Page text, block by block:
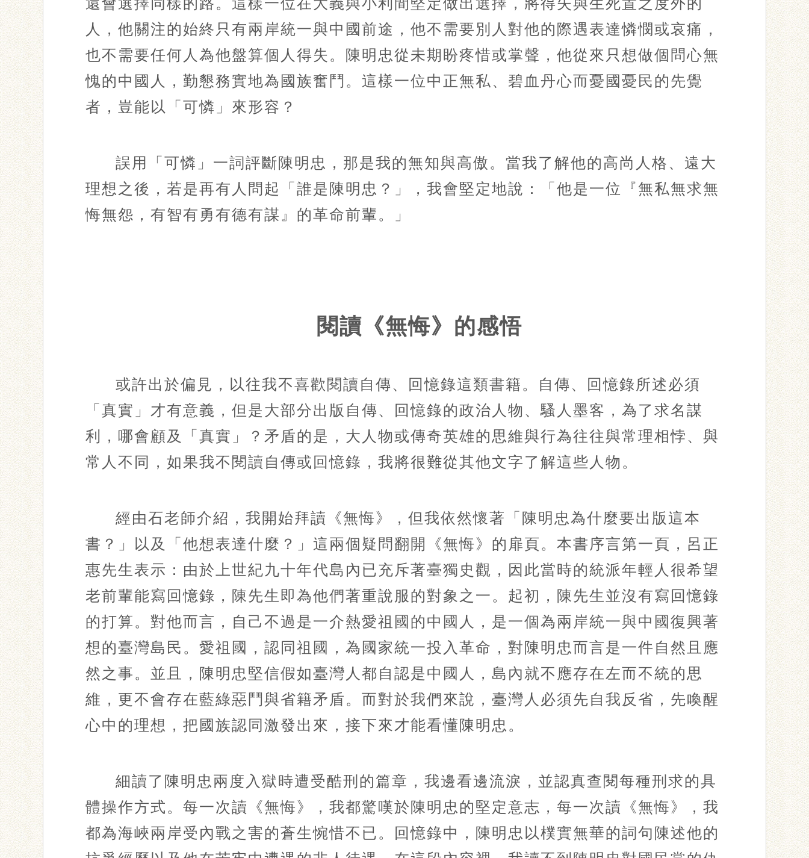
還會選擇同樣的路。這樣一位在大義與小利間堅定做出選擇，將得失與生死置之度外的
人，他關注的始終只有兩岸統一與中國前途，他不需要別人對他的際遇表達憐憫或哀痛，
也不需要任何人為他盤算個人得失。陳明忠從未期盼疼惜或掌聲，他從來只想做個問心無
愧的中國人，勤懇務實地為國族奮鬥。這樣一位中正無私、碧血丹心而憂國憂民的先覺
者，豈能以「可憐」來形容？
誤用「可憐」一詞評斷陳明忠，那是我的無知與高傲。當我了解他的高尚人格、遠大
理想之後，若是再有人問起「誰是陳明忠？」，我會堅定地說：「他是一位『無私無求無
悔無怨，有智有勇有德有謀』的革命前輩。」
閱讀《無悔》的感悟
或許出於偏見，以往我不喜歡閱讀自傳、回憶錄這類書籍。自傳、回憶錄所述必須
「真實」才有意義，但是大部分出版自傳、回憶錄的政治人物、騷人墨客，為了求名謀
利，哪會顧及「真實」？矛盾的是，大人物或傳奇英雄的思維與行為往往與常理相悖、與
常人不同，如果我不閱讀自傳或回憶錄，我將很難從其他文字了解這些人物。
經由石老師介紹，我開始拜讀《無悔》，但我依然懷著「陳明忠為什麼要出版這本
書？」以及「他想表達什麼？」這兩個疑問翻開《無悔》的扉頁。本書序言第一頁，呂正
惠先生表示：由於上世紀九十年代島內已充斥著臺獨史觀，因此當時的統派年輕人很希望
老前輩能寫回憶錄，陳先生即為他們著重說服的對象之一。起初，陳先生並沒有寫回憶錄
的打算。對他而言，自己不過是一介熱愛祖國的中國人，是一個為兩岸統一與中國復興著
想的臺灣島民。愛祖國，認同祖國，為國家統一投入革命，對陳明忠而言是一件自然且應
然之事。並且，陳明忠堅信假如臺灣人都自認是中國人，島內就不應存在左而不統的思
維，更不會存在藍綠惡鬥與省籍矛盾。而對於我們來說，臺灣人必須先自我反省，先喚醒
心中的理想，把國族認同激發出來，接下來才能看懂陳明忠。
細讀了陳明忠兩度入獄時遭受酷刑的篇章，我邊看邊流淚，並認真查閱每種刑求的具
體操作方式。每一次讀《無悔》，我都驚嘆於陳明忠的堅定意志，每一次讀《無悔》，我
都為海峽兩岸受內戰之害的蒼生惋惜不已。回憶錄中，陳明忠以樸實無華的詞句陳述他的